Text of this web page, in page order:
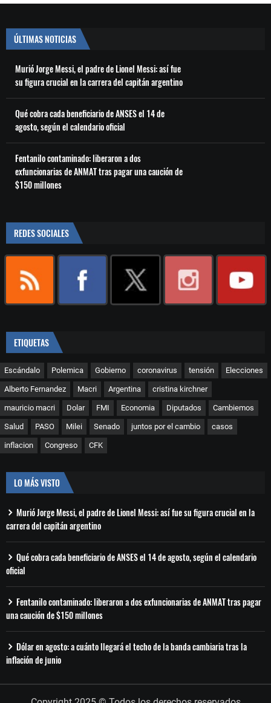
ÚLTIMAS NOTICIAS
Murió Jorge Messi, el padre de Lionel Messi: así fue
su figura crucial en la carrera del capitán argentino
Qué cobra cada beneficiario de ANSES el 14 de
agosto, según el calendario oficial
Fentanilo contaminado: liberaron a dos
exfuncionarias de ANMAT tras pagar una caución de
$150 millones
REDES SOCIALES
ETIQUETAS
Escándalo Polemica Gobierno coronavirus tensión Elecciones
Alberto Fernandez Macri Argentina cristina kirchner
mauricio macri Dolar FMI Economia Diputados Cambiemos
Salud PASO Milei Senado juntos por el cambio casos
inflacion Congreso CFK
LO MÁS VISTO
Murió Jorge Messi, el padre de Lionel Messi: así fue su figura crucial en la
carrera del capitán argentino
Qué cobra cada beneficiario de ANSES el 14 de agosto, según el calendario
oficial
Fentanilo contaminado: liberaron a dos exfuncionarias de ANMAT tras pagar
una caución de $150 millones
Dólar en agosto: a cuánto llegará el techo de la banda cambiaria tras la
inflación de junio